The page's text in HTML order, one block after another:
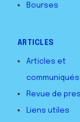
Bourses
ARTICLES
Articles et
communiqués
Revue de
Liens utiles